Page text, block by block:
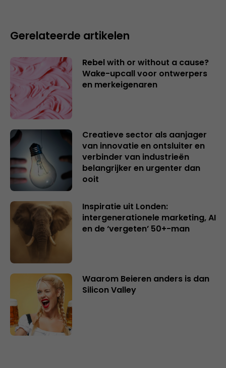
Gerelateerde artikelen
Rebel with or without a cause?
Wake-upcall voor ontwerpers
en merkeigenaren
Creatieve sector als aanjager
van innovatie en ontsluiter en
verbinder van industrieën
belangrijker en urgenter dan
ooit
Inspiratie uit Londen:
intergenerationele marketing, AI
en de ‘vergeten’ 50+-man
Waarom Beieren anders is dan
Silicon Valley